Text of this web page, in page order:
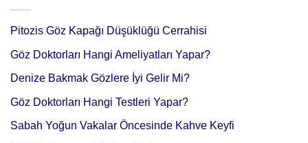
Pitozis Göz Kapağı Düşüklüğü Cerrahisi
Göz Doktorları Hangi Ameliyatları Yapar?
Denize Bakmak Gözlere İyi Gelir Mi?
Göz Doktorları Hangi Testleri Yapar?
Sabah Yoğun Vakalar Öncesinde Kahve Keyfi